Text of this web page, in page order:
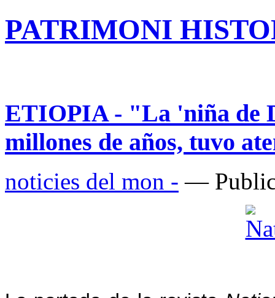
PATRIMONI
ETIOPIA - "La 'niña de
millones de años, tuvo
noticies del mon - —